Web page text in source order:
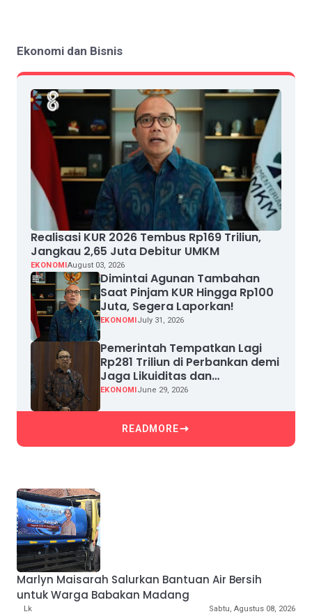
Ekonomi dan Bisnis
Realisasi KUR 2026 Tembus Rp169 Triliun,
Jangkau 2,65 Juta Debitur UMKM
EKONOMIAugust 03, 2026
Dimintai Agunan Tambahan
Saat Pinjam KUR Hingga Rp100
Juta, Segera Laporkan!
EKONOMIJuly 31, 2026
Pemerintah Tempatkan Lagi
Rp281 Triliun di Perbankan demi
Jaga Likuiditas dan
Pertumbuhan Kredit
EKONOMIJune 29, 2026
READMORE
Marlyn Maisarah Salurkan Bantuan Air Bersih
untuk Warga Babakan Madang
Lk Sabtu, Agustus 08, 2026